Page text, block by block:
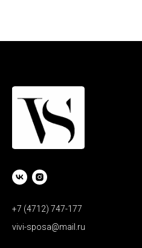
+7 (4712) 747-177
vivi-sposa@mail.ru